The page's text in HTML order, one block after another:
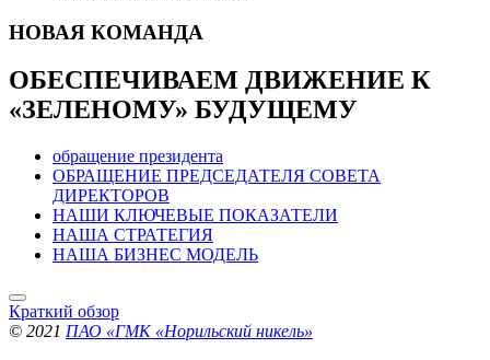
НОВАЯ КОМАНДА
ОБЕСПЕЧИВАЕМ ДВИЖЕНИЕ К
«ЗЕЛЕНОМУ» БУДУЩЕМУ
обращение президента
ОБРАЩЕНИЕ ПРЕДСЕДАТЕЛЯ СОВЕТА
ДИРЕКТОРОВ
НАШИ КЛЮЧЕВЫЕ ПОКАЗАТЕЛИ
НАША СТРАТЕГИЯ
НАША БИЗНЕС МОДЕЛЬ
Краткий обзор
© 2021 ПАО «ГМК «Норильский никель»